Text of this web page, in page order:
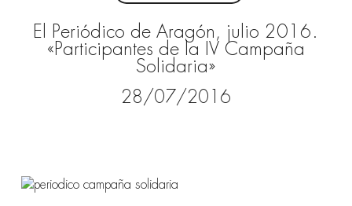
El Periódico de Aragón, julio 2016.
«Participantes de la IV Campaña
Solidaria»
28/07/2016